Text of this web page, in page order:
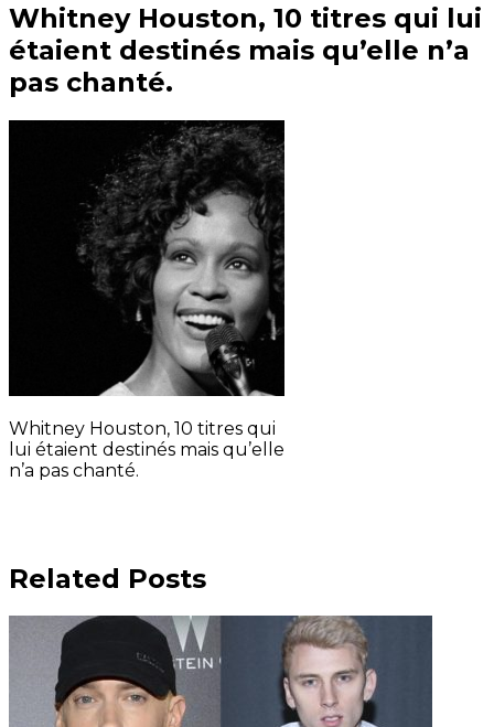
Whitney Houston, 10 titres qui lui
étaient destinés mais qu’elle n’a
pas chanté.
Whitney Houston, 10 titres qui
lui étaient destinés mais qu’elle
n’a pas chanté.
Related Posts